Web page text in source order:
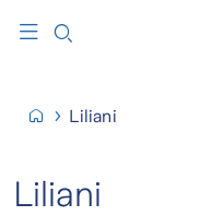
Liliani
Liliani